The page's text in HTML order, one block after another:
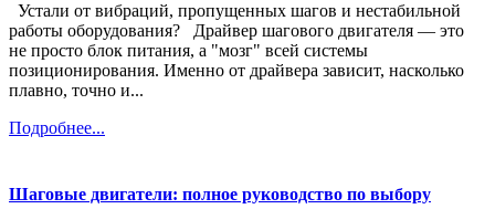
Устали от вибраций, пропущенных шагов и нестабильной
работы оборудования? Драйвер шагового двигателя — это
не просто блок питания, а "мозг" всей системы
позиционирования. Именно от драйвера зависит, насколько
плавно, точно и...
Подробнее...
Шаговые двигатели: полное руководство по выбору